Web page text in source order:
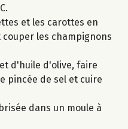
et les carottes en
les champignons
d'huile d'olive, faire
pincée de sel et cuire
dans un moule à